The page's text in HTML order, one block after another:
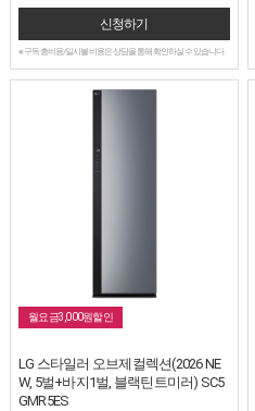
신청하기
※ 구독 총비용/일시불 비용은 상담을 통해 확인하실 수 있습니다.
월요금3,000원할인
LG 스타일러 오브제컬렉션(2026 NE
W, 5벌+바지1벌, 블랙틴트미러) SC5
GMR5ES